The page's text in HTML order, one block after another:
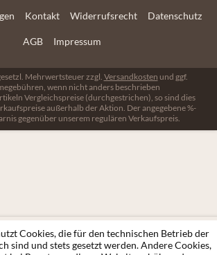
Kontakt Widerrufsrecht Datenschutz
AGB Impressum
Mehrwertsteuer zzgl. Versandkosten und ggf.
wenn nicht anders beschrieben
Vergleichspreise (durchgestrichen), so sind dies
außerhalb der Aktion. Der angegebene %-
gegenüber unserem regulären Verkaufspreis.
Cookies, die für den technischen Betrieb der
sind und stets gesetzt werden. Andere Cookies,